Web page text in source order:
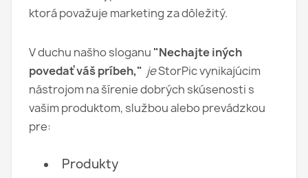
ktorá považuje marketing za dôležitý.
V duchu našho sloganu "Nechajte iných
povedať váš príbeh," jeStorPic vynikajúcim
nástrojom na šírenie dobrých skúsenosti s
vašim produktom, službou alebo prevádzkou
pre:
Produkty